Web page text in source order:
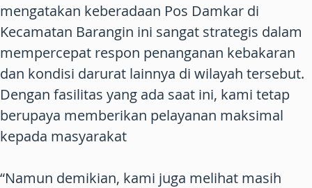
mengatakan keberadaan Pos Damkar di
Kecamatan Barangin ini sangat strategis dalam
mempercepat respon penanganan kebakaran
dan kondisi darurat lainnya di wilayah tersebut.
Dengan fasilitas yang ada saat ini, kami tetap
berupaya memberikan pelayanan maksimal
kepada masyarakat
“Namun demikian, kami juga melihat masih